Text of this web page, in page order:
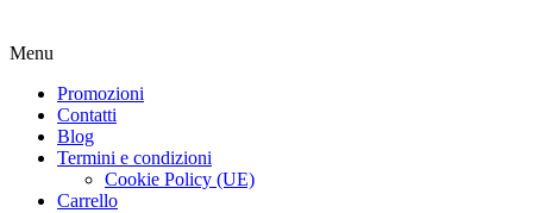
Menu
Promozioni
Contatti
Blog
Termini e condizioni
Cookie Policy (UE)
Carrello